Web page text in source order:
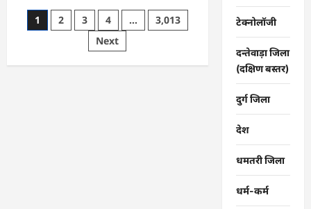
CG
:
मनेन्द्रगढ़-
चिरमिरी-
भरतपुर
Posts
1 2 3 4 …
3,013
Next
टेक्नोलॉजी
दन्तेवाड़ा जिला
(दक्षिण बस्तर)
दुर्ग जिला
देश
धमतरी जिला
धर्म-कर्म